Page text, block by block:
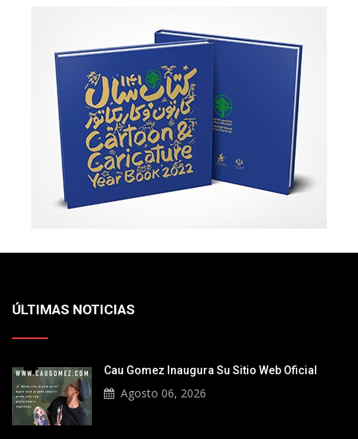
ÚLTIMAS NOTICIAS
Cau Gomez Inaugura Su Sitio Web Oficial
Agosto 06, 2026